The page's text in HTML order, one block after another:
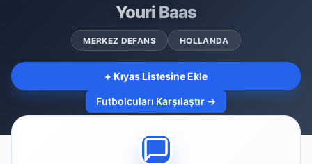
Youri Baas
MERKEZ DEFANS HOLLANDA
+ Kıyas Listesine Ekle
Futbolcuları Karşılaştır →